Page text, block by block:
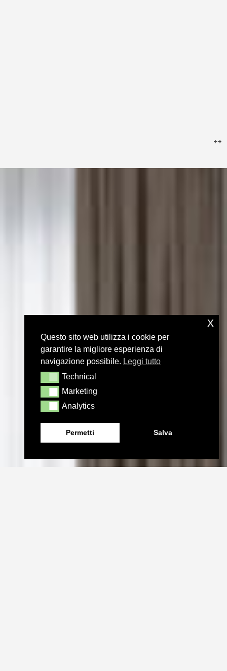
Questo sito web utilizza i cookie per
garantire la migliore esperienza di
navigazione possibile. Leggi tutto
TechnicalTechnical
MarketingMarketing
AnalyticsAnalytics
Permetti Salva
x